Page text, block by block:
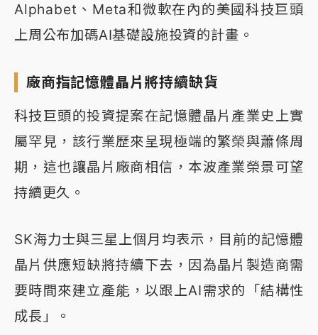
Alphabet、Meta和微軟在內的美國科技巨頭
上周公布加碼AI基礎設施投資的計畫。
廠商指記憶體晶片將持續缺貨
科技巨頭的投資提案在記憶體晶片產業史上實
屬罕見，該行業歷來呈現極端的繁榮與蕭條周
期，這也讓晶片廠商相信，本波產業榮景可望
持續更久。
SK海力士與三星上個月均表示，目前的記憶體
晶片供應短缺將持續下去，因為晶片製造商需
要時間來建立產能，以跟上AI需求的「結構性
成長」。